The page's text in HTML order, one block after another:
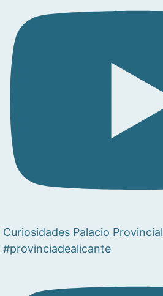
Curiosidades Palacio Provincial
#provinciadealicante